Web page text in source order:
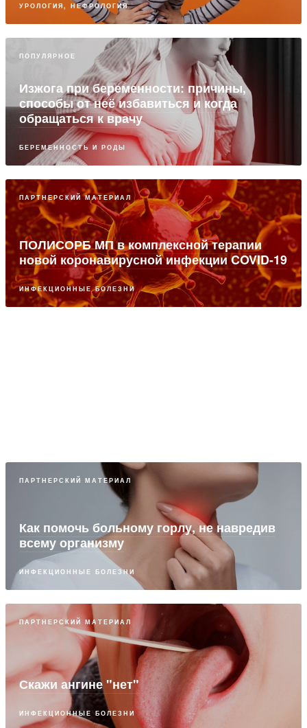
УРОЛОГИЯ, НЕФРОЛОГИЯ
ПОПУЛЯРНОЕ
Изжога при беременности: причины,
способы от неё избавиться и когда
обращаться к врачу
БЕРЕМЕННОСТЬ И РОДЫ
ПАРТНЕРСКИЙ МАТЕРИАЛ
ПОЛИСОРБ МП в комплексной терапии
новой коронавирусной инфекции COVID-19
ИНФЕКЦИОННЫЕ БОЛЕЗНИ
ПАРТНЕРСКИЙ МАТЕРИАЛ
Как помочь больному горлу, не навредив
всему организму
ИНФЕКЦИОННЫЕ БОЛЕЗНИ
ПАРТНЕРСКИЙ МАТЕРИАЛ
Скажи ангине "нет"
ИНФЕКЦИОННЫЕ БОЛЕЗНИ